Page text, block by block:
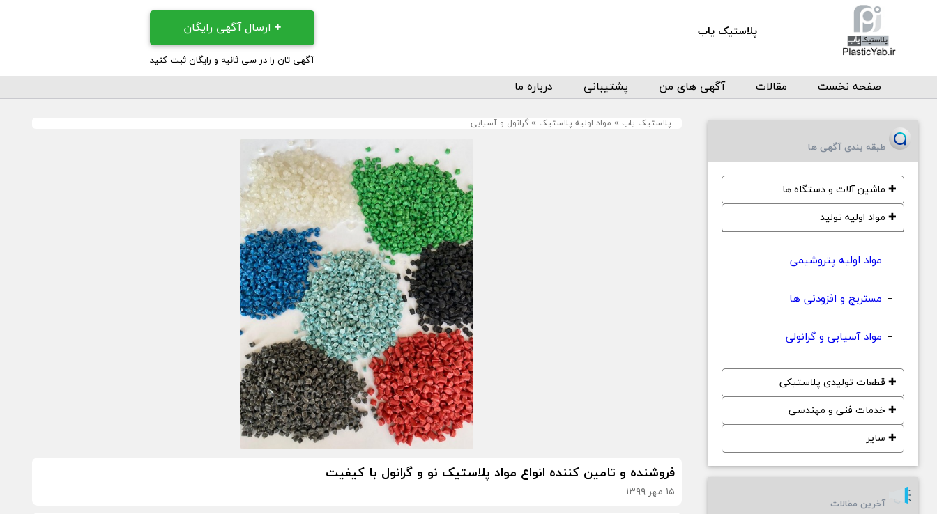
پلاستیک یاب +ارسال آگهی رایگان
آگهی تان را در سی ثانیه و رایگان ثبت کنید
صفحه نخست مقالات آگهی های من پشتیبانی درباره ما
پلاستیک یاب » مواد اولیه پلاستیک »گرانول و آسیابی
فروشنده و تامین کننده انواع مواد پلاستیک نو و گرانول با کیفیت
۱۵ مهر ۱۳۹۹
طبقه بندی آگهی ها
✚ماشین آلات و دستگاه ها
✚مواد اولیه تولید
− مواد اولیه پتروشیمی
− مستربچ و افزودنی ها
− مواد آسیابی و گرانولی
✚قطعات تولیدی پلاستیکی
✚خدمات فنی و مهندسی
✚سایر
آخرین مقالات